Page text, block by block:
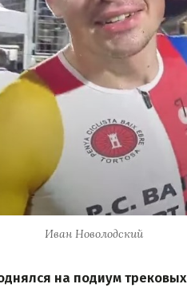
Иван Новолодский
на подиум